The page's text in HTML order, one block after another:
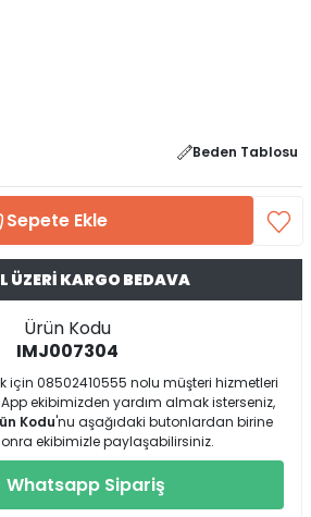
Beden Tablosu
Sepete Ekle
ÜZERİ KARGO BEDAVA
Ürün Kodu
IMJ007304
için 08502410555 nolu müşteri hizmetleri
ekibimizden yardım almak isterseniz,
Kodu'nu aşağıdaki butonlardan birine
ekibimizle paylaşabilirsiniz.
Whatsapp Sipariş